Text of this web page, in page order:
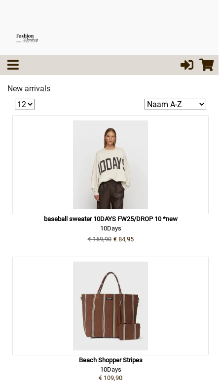
New arrivals
baseball sweater 10DAYS FW25/DROP 10 *new
10Days
€ 169,90 € 84,95
Beach Shopper Stripes
10Days
€ 109,90